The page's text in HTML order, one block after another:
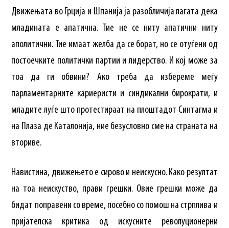
Движењата во Грција и Шпанија ја разобличија лагата дека
младината е апатична. Тие не се ниту апатични ниту
аполитични. Тие имаат желба да се борат, но се отуѓени од
постоечките политички партии и лидерство. И кој може за
тоа да ги обвини? Ако треба да избереме меѓу
парламентарните кариеристи и синдикални бирократи, и
младите луѓе што протестираат на плоштадот Синтагма и
на Плаза де Каталонија, ние безусловно сме на страната на
вториве.
Навистина, движењето е сирово и неискусно. Како резултат
на тоа неискуство, прави грешки. Овие грешки може да
бидат поправени со време, посебно со помош на стрплива и
пријателска критика од искусните револуционерни